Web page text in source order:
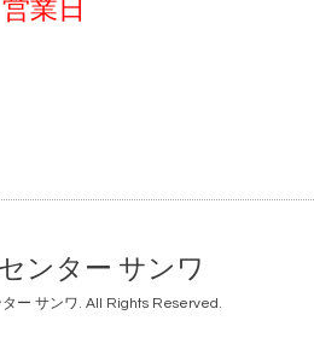
営業日
ンター サンワ
ー サンワ. All Rights Reserved.